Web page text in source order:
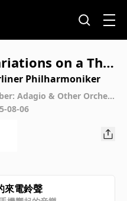
on a The
by Haydn, Op. 5
"St. Antoni Chor
Variation V. Vi
Philharmoniker
Adagio & Other Orchest
08-06
來電鈴聲